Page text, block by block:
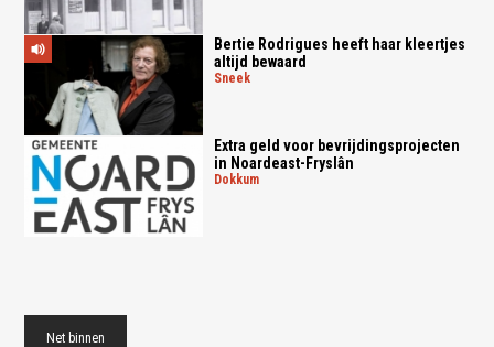
Bertie Rodrigues heeft haar kleertjes
altijd bewaard
sneek
Extra geld voor bevrijdingsprojecten
in Noardeast-Fryslân
dokkum
Net binnen